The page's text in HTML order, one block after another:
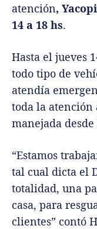
atención,
14 a 18 hs.
Hasta el jueves
todo tipo de
atendía
toda la atención
manejada
“Estamos
tal cual dicta el
totalidad, una
casa, para
clientes” contó